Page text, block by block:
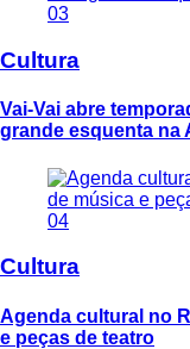
03
Cultura
Vai-Vai abre
grande esquenta na
04
Cultura
Agenda cultural no
e peças de teatro